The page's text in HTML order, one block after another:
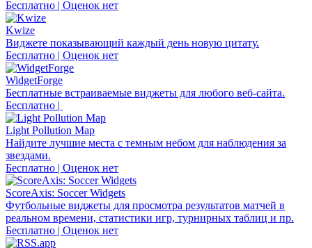
Бесплатно | Оценок нет
Kwize
Виджете показывающий каждый день новую цитату.
Бесплатно | Оценок нет
WidgetForge
Бесплатные встраиваемые виджеты для любого веб-сайта.
Бесплатно |
Light Pollution Map
Найдите лучшие места с темным небом для наблюдения за
звездами.
Бесплатно | Оценок нет
ScoreAxis: Soccer Widgets
Футбольные виджеты для просмотра результатов матчей в
реальном времени, статистики игр, турнирных таблиц и пр.
Бесплатно | Оценок нет